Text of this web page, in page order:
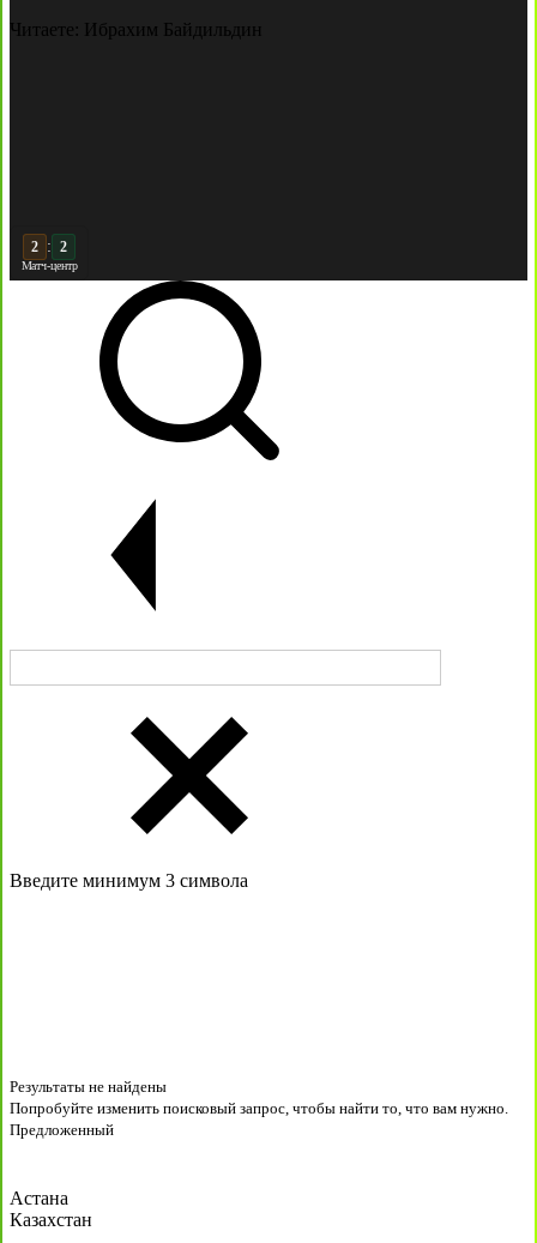
Читаете: Ибрахим Байдильдин
3 : 2
Матч-центр
Введите минимум 3 символа
Результаты не найдены
Попробуйте изменить поисковый запрос, чтобы найти то, что вам нужно.
Предложенный
Астана
Казахстан